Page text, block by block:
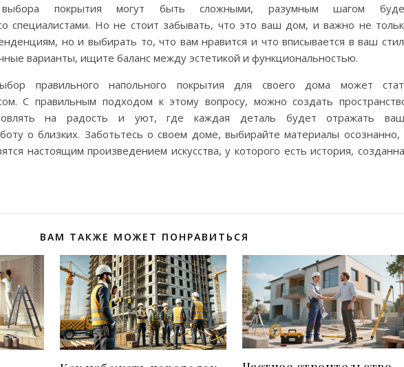
выбора покрытия могут быть сложными, разумным шагом
специалистами. Но не стоит забывать, что это ваш дом, и важно не
но и выбирать то, что вам нравится и что вписывается в ваш
варианты, ищите баланс между эстетикой и функциональностью.
правильного напольного покрытия для своего дома может
С правильным подходом к этому вопросу, можно создать
на радость и уют, где каждая деталь будет отражать
о близких. Заботьтесь о своем доме, выбирайте материалы осознанно,
настоящим произведением искусства, у которого есть история,
ВАМ ТАКЖЕ МОЖЕТ ПОНРАВИТЬСЯ